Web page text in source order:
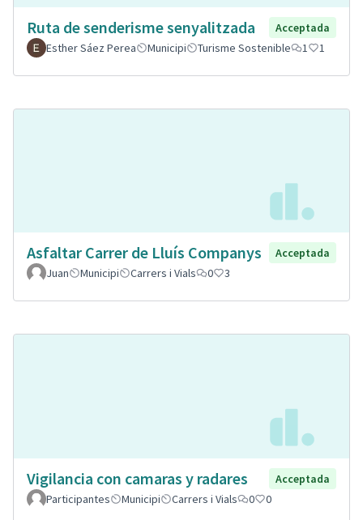
Ruta de senderisme senyalitzada
Acceptada
Esther Sáez Perea
Municipi Turisme Sostenible 1 1
Asfaltar Carrer de Lluís Companys
Acceptada
Juan
Municipi Carrers i Vials 0 3
Vigilancia con camaras y radares
Acceptada
Participantes
Municipi Carrers i Vials 0 0